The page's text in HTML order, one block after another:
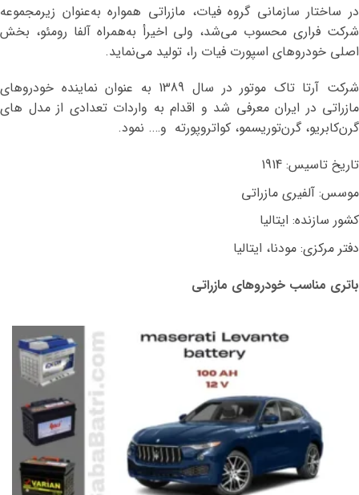
در ساختار سازمانی گروه فیات، مازراتی همواره به‌عنوان زیرمجموعه
شرکت فراری محسوب می‌شد، ولی اخیرأ به‌همراه آلفا رومئو، بخش
اصلی خودروهای اسپورت فیات را، تولید می‌نماید.
شرکت آرتا تاک موتور در سال 1389 به عنوان نماینده خودروهای
مازراتی در ایران معرفی شد و اقدام به واردات تعدادی از مدل های
گرن‌کابریو، گرن‌توریسمو، کواتروپورته و…. نمود.
تاریخ تاسیس: 1914
موسس: آلفیری مازراتی
کشور سازنده: ایتالیا
دفتر مرکزی: مودنا، ایتالیا
باتری مناسب خودروهای مازراتی